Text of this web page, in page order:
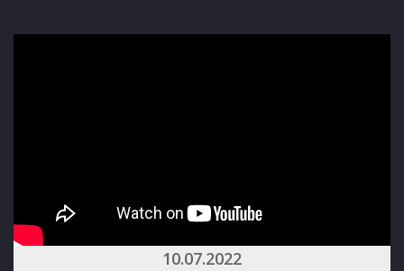
10.07.2022